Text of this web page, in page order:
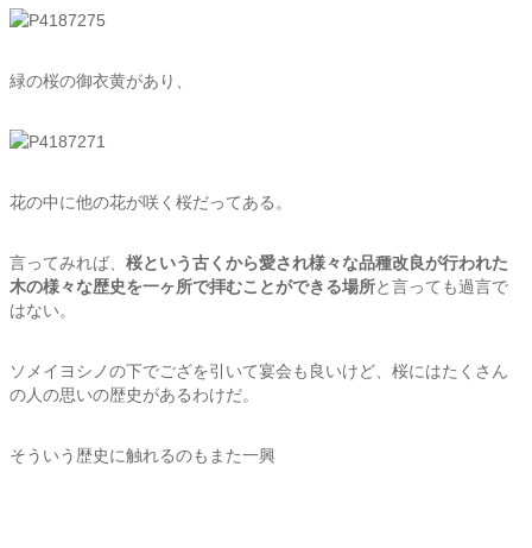
緑の桜の御衣黄があり、
花の中に他の花が咲く桜だってある。
言ってみれば、 桜という古くから愛され様々な品種改良が行われた
木の様々な歴史を一ヶ所で拝むことができる場所と言っても過言で
はない。
ソメイヨシノの下でござを引いて宴会も良いけど、桜にはたくさん
の人の思いの歴史があるわけだ。
そういう歴史に触れるのもまた一興